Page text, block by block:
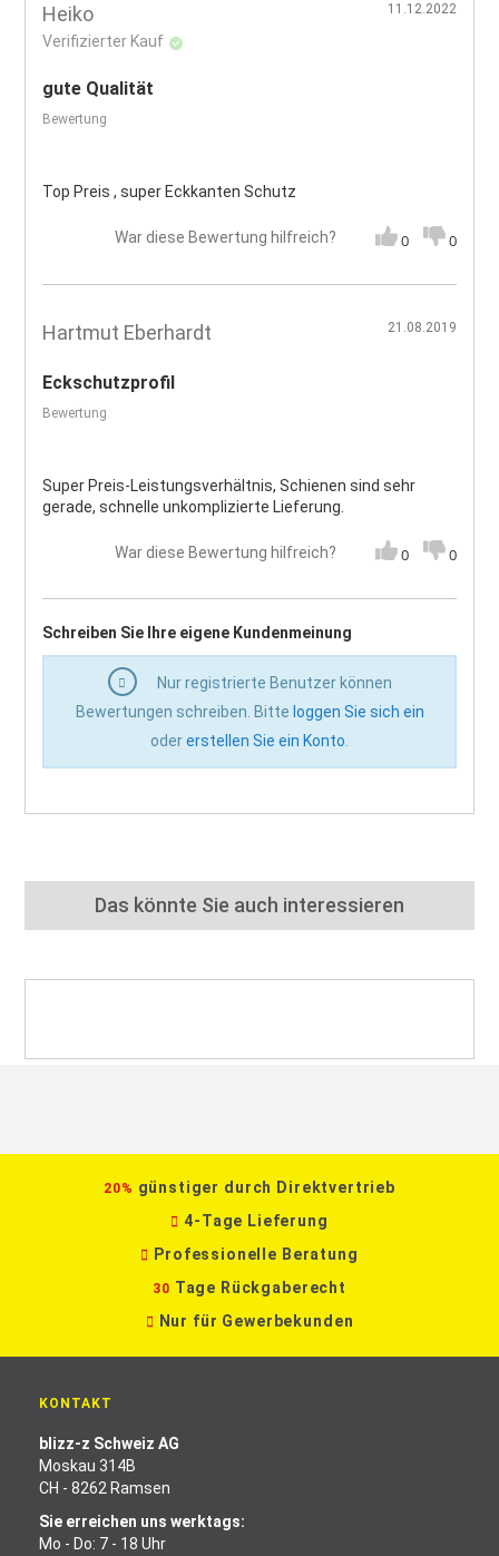
Heiko
Verifizierter Kauf
11.12.2022
gute Qualität
Bewertung
Top Preis , super Eckkanten Schutz
War diese Bewertung hilfreich? 0 0
Hartmut Eberhardt 21.08.2019
Eckschutzprofil
Bewertung
Super Preis-Leistungsverhältnis, Schienen sind sehr
gerade, schnelle unkomplizierte Lieferung.
War diese Bewertung hilfreich? 0 0
Schreiben Sie Ihre eigene Kundenmeinung
Nur registrierte Benutzer können
Bewertungen schreiben. Bitte loggen Sie sich ein
odererstellen Sie ein Konto
Das könnte Sie auch interessieren
20% günstiger durch Direktvertrieb
4-Tage Lieferung
Professionelle Beratung
30 Tage Rückgaberecht
Nur für Gewerbekunden
KONTAKT
blizz-z Schweiz AG
Moskau 314B
CH - 8262 Ramsen
Sie erreichen uns werktags:
Mo - Do: 7 - 18 Uhr